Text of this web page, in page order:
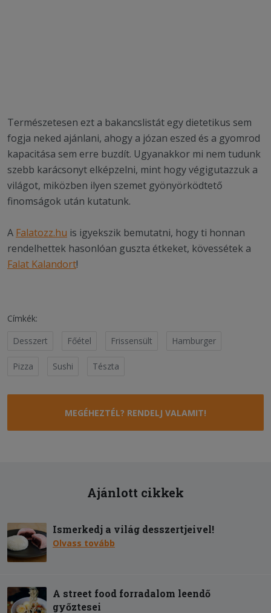
Természetesen ezt a bakancslistát egy dietetikus sem
fogja neked ajánlani, ahogy a józan eszed és a gyomrod
kapacitása sem erre buzdít. Ugyanakkor mi nem tudunk
szebb karácsonyt elképzelni, mint hogy végigutazzuk a
világot, miközben ilyen szemet gyönyörködtető
finomságok után kutatunk.
A Falatozz.hu is igyekszik bemutatni, hogy ti honnan
rendelhettek hasonlóan guszta étkeket, kövessétek a
Falat Kalandort!
Címkék:
Desszert
Főétel Frissensült Hamburger
Pizza Sushi Tészta
MEGÉHEZTÉL? RENDELJ VALAMIT!
Ajánlott cikkek
Ismerkedj a világ desszertjeivel!
Olvass tovább
A street food forradalom leendő
győztesei